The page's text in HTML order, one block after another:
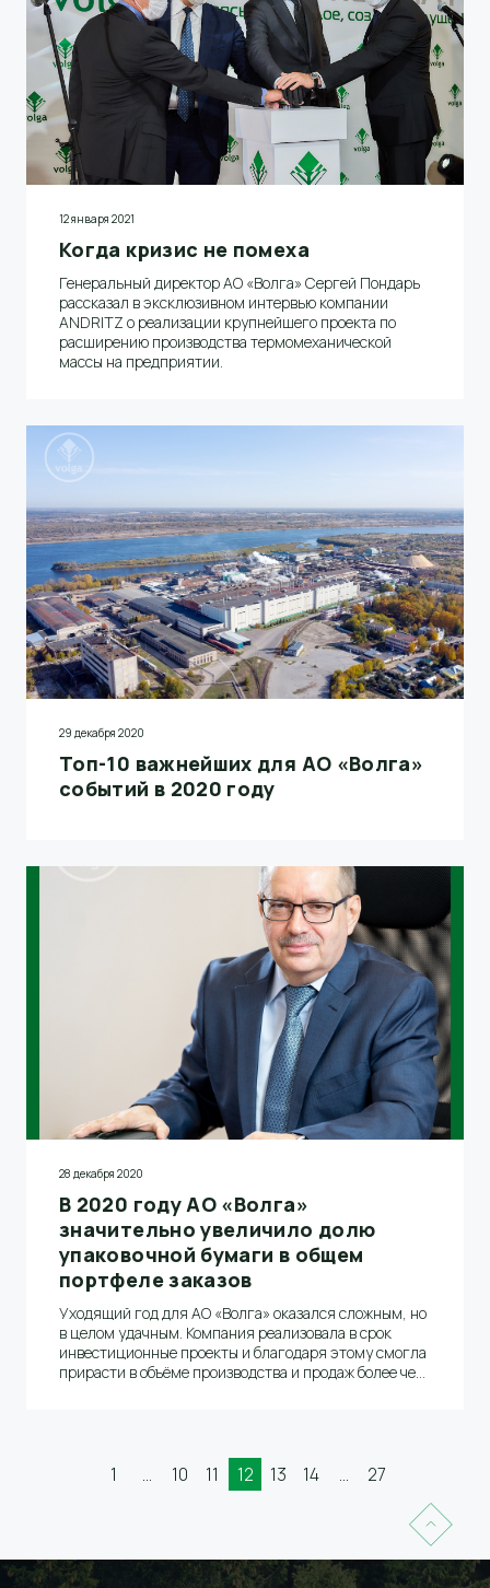
12 января 2021
Когда кризис не помеха
Генеральный директор АО «Волга» Сергей Пондарь
рассказал в эксклюзивном интервью компании
ANDRITZ о реализации крупнейшего проекта по
расширению производства термомеханической
массы на предприятии.
29 декабря 2020
Топ-10 важнейших для АО «Волга»
событий в 2020 году
28 декабря 2020
В 2020 году АО «Волга»
значительно увеличило долю
упаковочной бумаги в общем
портфеле заказов
Уходящий год для АО «Волга» оказался сложным, но
в целом удачным. Компания реализовала в срок
инвестиционные проекты и благодаря этому смогла
прирасти в объёме производства и продаж более чем
бумаги.1 ... 10 11 12 13 14 ... 27